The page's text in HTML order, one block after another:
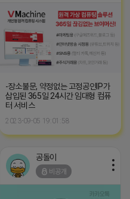
-장소불문, 약정없는 고정공인IP가
삽입된 365일 24시간 임대형 컴퓨
터 서비스
2023-09-05 19:01:58
공돌이
비공개